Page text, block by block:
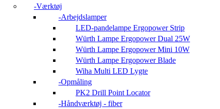
Værktøj
Arbejdslamper
LED-pandelampe Ergopower Strip
Würth Lampe Ergopower Dual 25W
Würth Lampe Ergopower Mini 10W
Würth Lampe Ergopower Blade
Wiha Multi LED Lygte
Opmåling
PK2 Drill Point Locator
Håndværktøj - fiber